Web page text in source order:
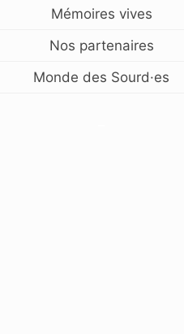
Mémoires vives
Nos partenaires
Monde des Sourd·es